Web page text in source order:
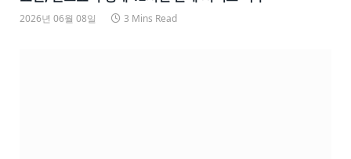
2026년 06월 08일 3 Mins Read